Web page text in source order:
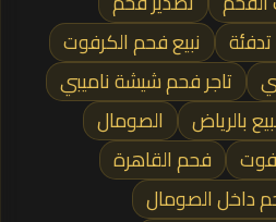
نبيع فحم الكرفوت
تاجر فحم شيشة ناميبي
بالرياض
الصومال
فحم القاهرة
داخل الصومال